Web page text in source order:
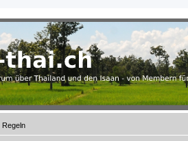
Forum - isaan-thai.ch
und den Isaan - von Membern für Member
Regeln